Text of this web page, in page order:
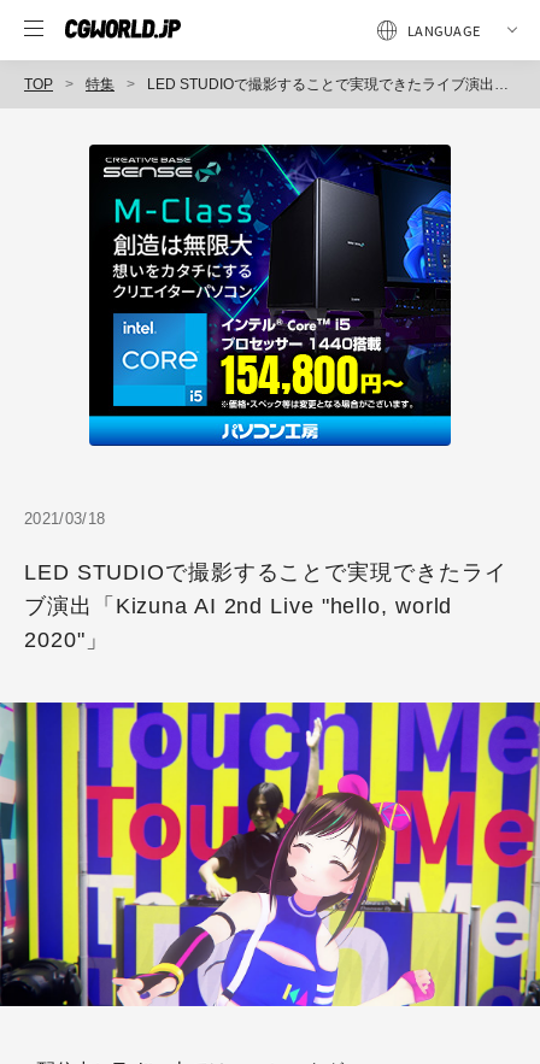
TOP 特集 LED STUDIOで撮影することで実現できたライブ演出「Kizuna AI 2nd Live "hello, world 2020"」
2021/03/18
LED STUDIOで撮影することで実現できたライ
ブ演出「Kizuna AI 2nd Live "hello, world
2020"」